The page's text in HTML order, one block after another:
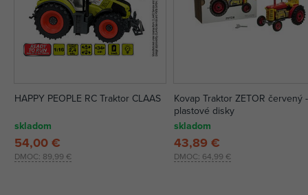
HAPPY PEOPLE RC Traktor CLAAS
skladom
DMOC: 89,99 €
54,00 €
Kovap Traktor ZETOR červený -
plastové disky
skladom
DMOC: 64,99 €
43,89 €